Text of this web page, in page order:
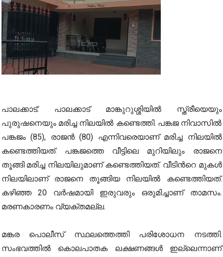
പാലക്കാട്: പാലക്കാട് മാങ്കുറുശ്ശിയിൽ സ്ത്രീയെയും
പുരുഷനെയും മരിച്ച നിലയിൽ കണ്ടെത്തി. പങ്കജ നിവാസിൽ
പങ്കജം (85), രാജൻ (80) എന്നിവരെയാണ് മരിച്ച നിലയില്‍
കണ്ടെത്തിയത്. പങ്കജത്തെ വീട്ടിലെ മുറിയിലും രാജനെ
തൂങ്ങി മരിച്ച നിലയിലുമാണ് കണ്ടെത്തിയത്. വീടിന്‍റെ മുകൾ
നിലയിലാണ് രാജനെ തൂങ്ങിയ നിലയില്‍ കണ്ടെത്തിയത്.
കഴിഞ്ഞ 20 വർഷമായി ഇരുവരും ഒരുമിച്ചാണ് താമസം.
മരണകാരണം വ്യക്തമല്ല.
മങ്കര പൊലീസ് സ്ഥലത്തെത്തി പരിശോധന നടത്തി.
സംഭവത്തില്‍ കൊലപാതക ലക്ഷണങ്ങൾ ഇല്ലെന്നാണ്